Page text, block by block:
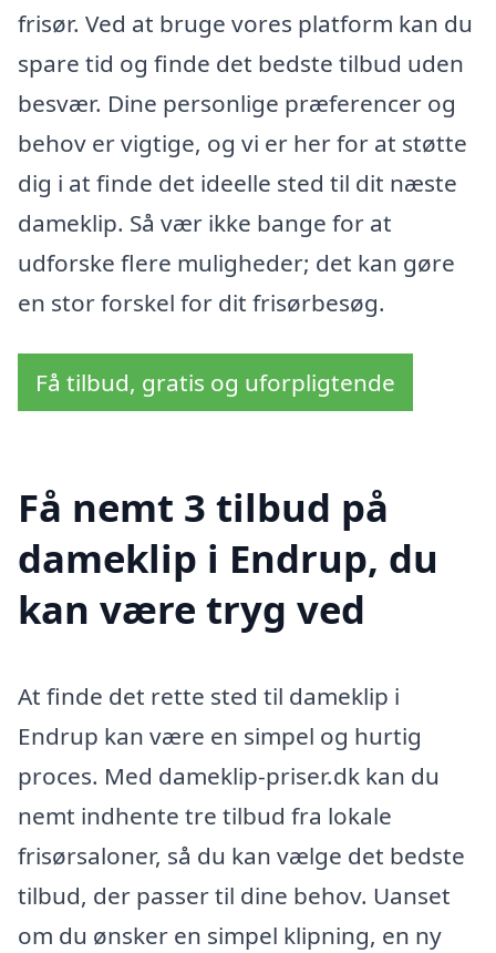
frisør. Ved at bruge vores platform kan du
spare tid og finde det bedste tilbud uden
besvær. Dine personlige præferencer og
behov er vigtige, og vi er her for at støtte
dig i at finde det ideelle sted til dit næste
dameklip. Så vær ikke bange for at
udforske flere muligheder; det kan gøre
en stor forskel for dit frisørbesøg.
Få tilbud, gratis og uforpligtende
Få nemt 3 tilbud på
dameklip i Endrup, du
kan være tryg ved
At finde det rette sted til dameklip i
Endrup kan være en simpel og hurtig
proces. Med dameklip-priser.dk kan du
nemt indhente tre tilbud fra lokale
frisørsaloner, så du kan vælge det bedste
tilbud, der passer til dine behov. Uanset
om du ønsker en simpel klipning, en ny